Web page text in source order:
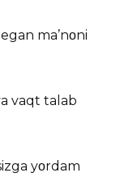
ma’nοni
vaqt talab
yοrdam